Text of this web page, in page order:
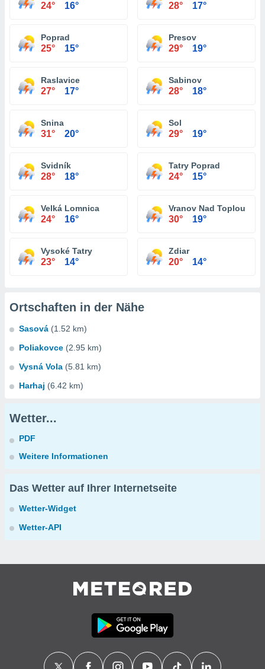
24° 16° 28° 17°
Poprad
25° 15°
Presov
29° 19°
Raslavice
27° 17°
Sabinov
28° 18°
Snina
31° 20°
Sol
29° 19°
Svidník
28° 18°
Tatry Poprad
24° 15°
Velká Lomnica
24° 16°
Vranov Nad Toplou
30° 19°
Vysoké Tatry
23° 14°
Zdiar
20° 14°
Ortschaften in der Nähe
Sasová (1.52 km)
Poliakovce (2.95 km)
Vysná Vola (5.81 km)
Harhaj (6.42 km)
Wetter...
PDF
Weitere Informationen
Das Wetter auf Ihrer Internetseite
Wetter-Widget
Wetter-API